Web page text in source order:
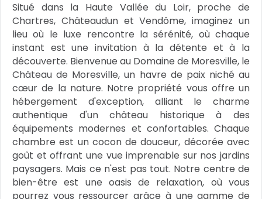
Situé dans la Haute Vallée du Loir, proche de
Chartres, Châteaudun et Vendôme, imaginez un
lieu où le luxe rencontre la sérénité, où chaque
instant est une invitation à la détente et à la
découverte. Bienvenue au Domaine de Moresville, le
Château de Moresville, un havre de paix niché au
cœur de la nature. Notre propriété vous offre un
hébergement d'exception, alliant le charme
authentique d'un château historique à des
équipements modernes et confortables. Chaque
chambre est un cocon de douceur, décorée avec
goût et offrant une vue imprenable sur nos jardins
paysagers. Mais ce n'est pas tout. Notre centre de
bien-être est une oasis de relaxation, où vous
pourrez vous ressourcer grâce à une gamme de